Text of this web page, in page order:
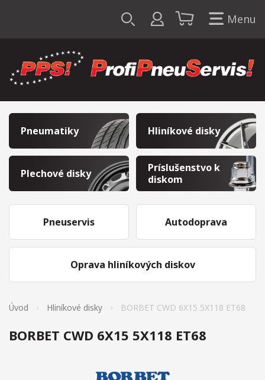
Menu
Pneumatiky Hliníkové disky
Plechové disky
Príslušenstvo k
diskom
Pneuservis
Oprava hliníkových diskov
Autodoprava
Úvod Hliníkové disky BORBET CWD 6X15 5X118 ET68
BORBET CWD 6X15 5X118 ET68